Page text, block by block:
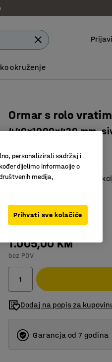
okruženje
Ormar s rolo
440x1000x420 mm,
Podesive noge
Potpuno varene
1.005,00 KM
bez PDV
Dodaj na popis za
Garancja od 7 godina
personalizirali sadržaj i
dijelimo informacije o
medija,
Prihvati sve kolačiće